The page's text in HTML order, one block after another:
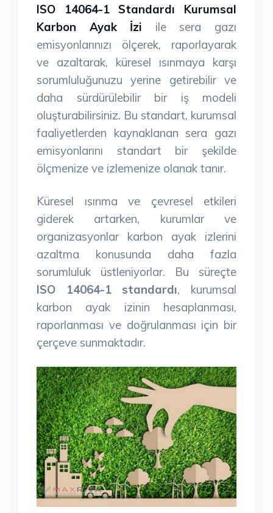
ISO 14064-1 Standardı Kurumsal
Karbon Ayak İzi ile sera gazı
emisyonlarınızı ölçerek, raporlayarak
ve azaltarak, küresel ısınmaya karşı
sorumluluğunuzu yerine getirebilir ve
daha sürdürülebilir bir iş modeli
oluşturabilirsiniz. Bu standart, kurumsal
faaliyetlerden kaynaklanan sera gazı
emisyonlarını standart bir şekilde
ölçmenize ve izlemenize olanak tanır.
Küresel ısınma ve çevresel etkileri
giderek artarken, kurumlar ve
organizasyonlar karbon ayak izlerini
azaltma konusunda daha fazla
sorumluluk üstleniyorlar. Bu süreçte
ISO 14064-1 standardı, kurumsal
karbon ayak izinin hesaplanması,
raporlanması ve doğrulanması için bir
çerçeve sunmaktadır.